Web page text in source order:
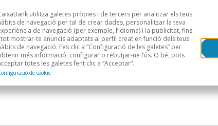
Anàlisi sectorial Àrees geogràfiques
utilitza galetes pròpies i de tercers per analitzar els teus
de navegació per tal de crear dades, personalitzar la teva
de navegació (per exemple, l’idioma) i la publicitat, fins
mostrar-te anuncis adaptats al perfil creat en funció dels teus
de navegació. Fes clic a “Configuració de les galetes” per
més informació, configurar o rebutjar-ne l’ús. O bé, pots
totes les galetes fent clic a “Acceptar”.
de cookie